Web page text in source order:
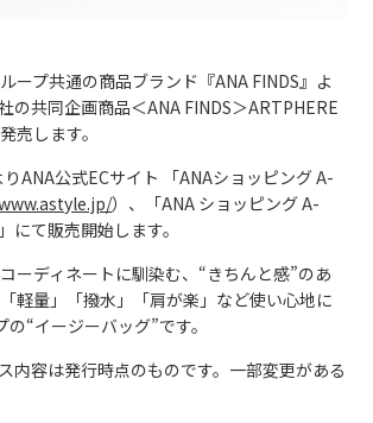
ープ共通の商品ブランド『ANA FINDS』よ
の共同企画商品＜ANA FINDS＞ARTPHERE
売します。
ANA公式ECサイト 「ANAショッピング A-
）、「ANA ショッピング A-
にて販売開始します。
ーディネートに馴染む、“きちんと感”のあ
軽量」「撥水」「肩が楽」など使い心地に
“イージーバッグ”です。
内容は発行時点のものです。一部変更がある